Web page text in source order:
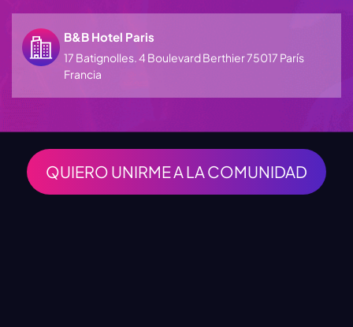
B&B Hotel Paris
17 Batignolles. 4 Boulevard Berthier 75017 París
Francia
QUIERO UNIRME A LA COMUNIDAD